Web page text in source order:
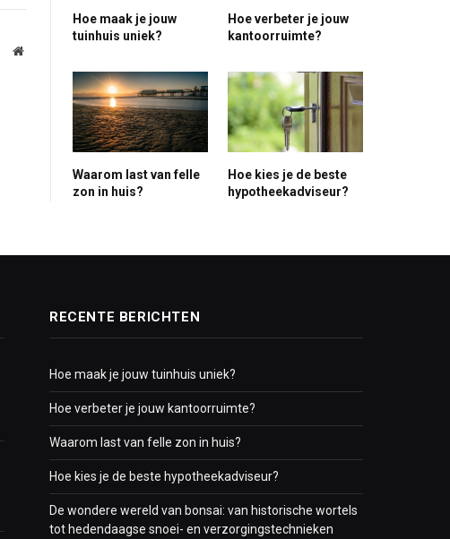
Website
Hoe maak je jouw
tuinhuis uniek?
Hoe verbeter je jouw
kantoorruimte?
Waarom last van felle
zon in huis?
Hoe kies je de beste
hypotheekadviseur?
RECENTE BERICHTEN
Hoe maak je jouw tuinhuis uniek?
Hoe verbeter je jouw kantoorruimte?
Waarom last van felle zon in huis?
Hoe kies je de beste hypotheekadviseur?
De wondere wereld van bonsai: van historische wortels
tot hedendaagse snoei- en verzorgingstechnieken